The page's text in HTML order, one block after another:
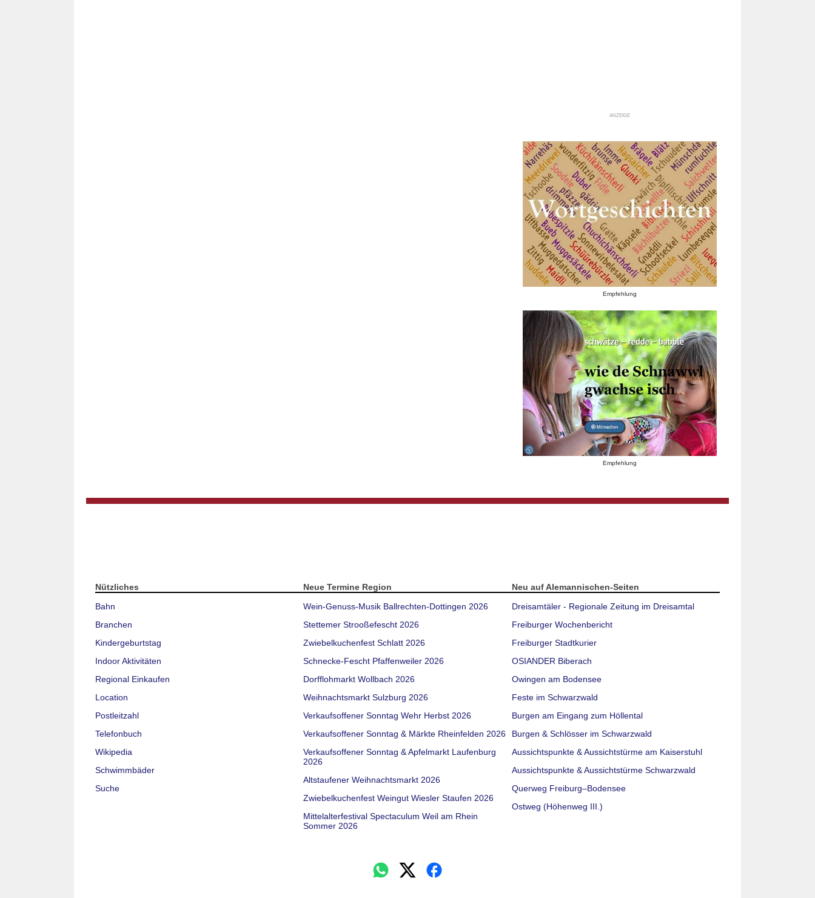
ANZEIGE
Empfehlung
Empfehlung
Nützliches
Bahn
Branchen
Kindergeburtstag
Indoor Aktivitäten
Regional Einkaufen
Location
Postleitzahl
Telefonbuch
Wikipedia
Schwimmbäder
Suche
Neue Termine Region
Wein-Genuss-Musik Ballrechten-Dottingen 2026
Stettemer Strooßefescht 2026
Zwiebelkuchenfest Schlatt 2026
Schnecke-Fescht Pfaffenweiler 2026
Dorfflohmarkt Wollbach 2026
Weihnachtsmarkt Sulzburg 2026
Verkaufsoffener Sonntag Wehr Herbst 2026
Verkaufsoffener Sonntag & Märkte Rheinfelden 2026
Verkaufsoffener Sonntag & Apfelmarkt Laufenburg
2026
Altstaufener Weihnachtsmarkt 2026
Zwiebelkuchenfest Weingut Wiesler Staufen 2026
Mittelalterfestival Spectaculum Weil am Rhein
Sommer 2026
Neu auf Alemannischen-Seiten
Dreisamtäler - Regionale Zeitung im Dreisamtal
Freiburger Wochenbericht
Freiburger Stadtkurier
OSIANDER Biberach
Owingen am Bodensee
Feste im Schwarzwald
Burgen am Eingang zum Höllental
Burgen & Schlösser im Schwarzwald
Aussichtspunkte & Aussichtstürme am Kaiserstuhl
Aussichtspunkte & Aussichtstürme Schwarzwald
Querweg Freiburg–Bodensee
Ostweg (Höhenweg III.)